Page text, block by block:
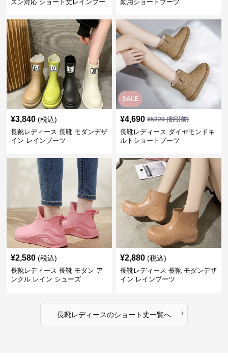
ズン対応 ショート丈レインブー
勤用ショートブーツ
¥3,840 (税込)
長靴レディース 長靴 モダンデザ
イン レインブーツ
SALE
¥4,690 ¥5220(割引前)
長靴レディース ダイヤモンドキ
ルトショートブーツ
¥2,580 (税込)
長靴レディース 長靴 モダン ア
ンクル レイン シューズ
¥2,880 (税込)
長靴レディース 長靴 モダンデザ
イン レインブーツ
長靴レディースのショート丈一覧へ ›